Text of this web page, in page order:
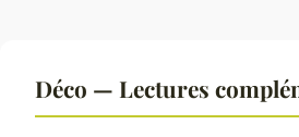
Déco — Lectures